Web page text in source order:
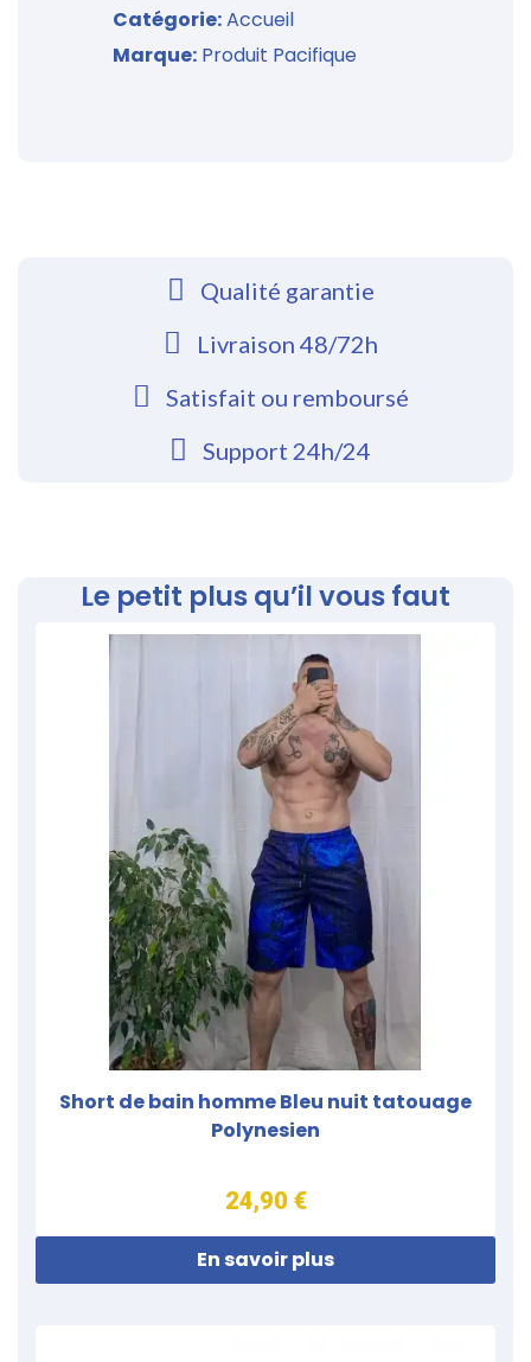
Catégorie Accueil
Marque Produit Pacifique
Qualité garantie
Livraison 48/72h
Satisfait ou remboursé
Support 24h/24
Le petit plus qu’il vous faut
Short de bain homme Bleu nuit tatouage
Polynesien
24,90 €
En savoir plus